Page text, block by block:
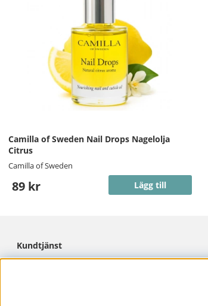
Camilla of Sweden Nail Drops Nagelolja
Citrus
Camilla of Sweden
89 kr Lägg till
Kundtjänst